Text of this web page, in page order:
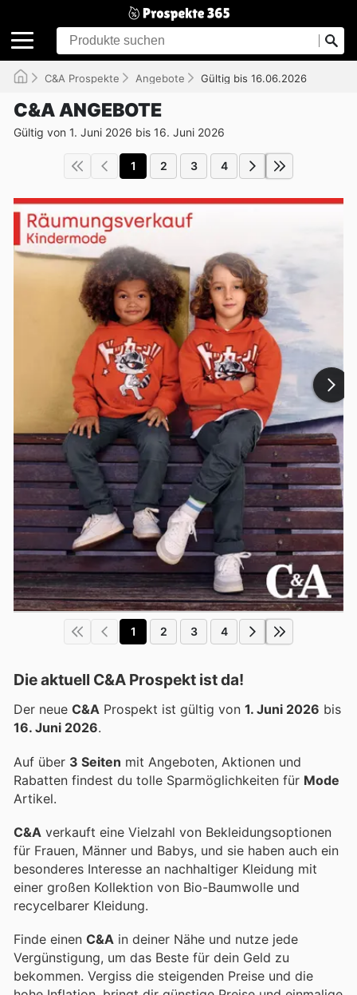
C&A Prospekte Angebote Gültig bis 16.06.2026
C&A ANGEBOTE
Gültig von 1. Juni 2026 bis 16. Juni 2026
1 2 3 4
1 2 3 4
Die aktuell C&A Prospekt ist da!
Der neue C&A Prospekt ist gültig von 1. Juni 2026 bis
16. Juni 2026.
Auf über 3 Seiten mit Angeboten, Aktionen und
Rabatten findest du tolle Sparmöglichkeiten für Mode
Artikel.
C&A
für Frauen, Männer und Babys, und sie haben auch ein
besonderes Interesse an nachhaltiger Kleidung mit
einer großen Kollektion von Bio-Baumwolle und
recycelbarer Kleidung.
Finde einen C&A in deiner Nähe und nutze jede
Vergünstigung, um das Beste für dein Geld zu
bekommen. Vergiss die steigenden Preise und die